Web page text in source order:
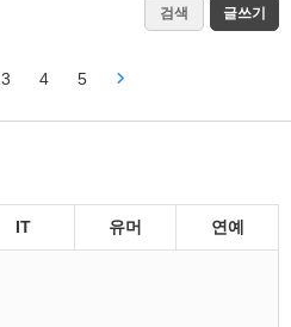
검색 글쓰기
3 4 5
IT 유머 연예